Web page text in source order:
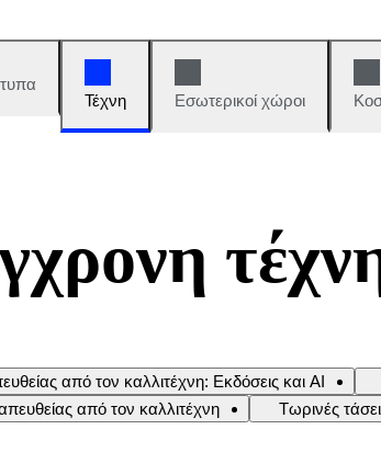
Τέχνη
Εσωτερικοί χώροι
από τον καλλιτέχνη: Εκδόσεις και AI
από τον καλλιτέχνη Τωρινές